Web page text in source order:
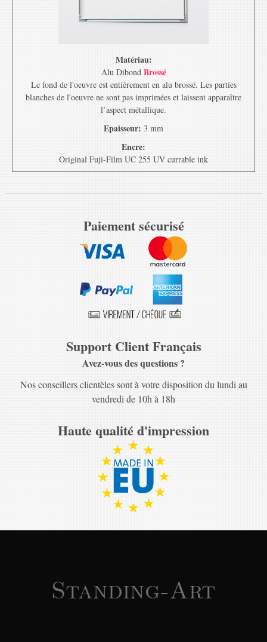
Matériau:
Alu Dibond Brossé
Le fond de l'oeuvre est entièrement en alu brossé. Les parties
blanches de l'oeuvre ne sont pas imprimées et laissent apparaître
l’aspect métallique.
Epaisseur: 3 mm
Encre:
Original Fuji-Film UC 255 UV currable ink
Paiement sécurisé
Support Client Français
Avez-vous des questions ?
Nos conseillers clientèles sont à votre disposition du lundi au
vendredi de 10h à 18h
Haute qualité d'impression
Standing-Art